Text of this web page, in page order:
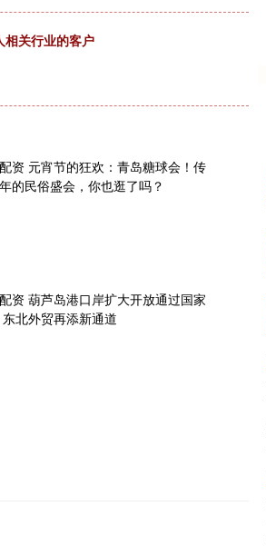
相关行业的客户
资 元宵节的狂欢：青岛糖球会！传
的民俗盛会，你也逛了吗？
资 葫芦岛港口岸扩大开放通过国家
北外贸再添新通道